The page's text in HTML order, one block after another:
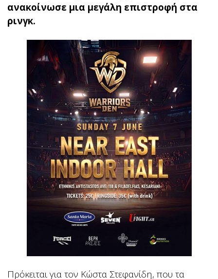
ανακοίνωσε μια μεγάλη επιστροφή στα
ρινγκ.
Πρόκειται για τον Κώστα Στεφανίδη, που τα